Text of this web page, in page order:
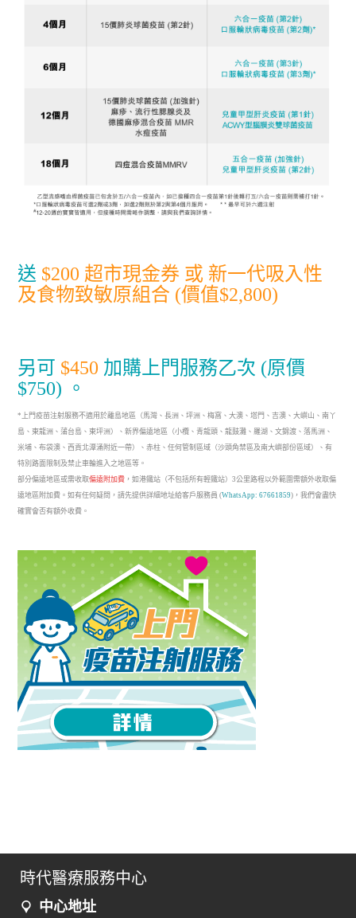
送 $200 超市現金券 或 新一代吸入性
及食物致敏原組合 (價值$2,800)
另可 $450 加購上門服務乙次 (原價
$750) 。
*上門疫苗注射服務不適用於離島地區（馬灣、長洲、坪洲、梅窩、大澳、塔門、吉澳、大嶼山、南丫
島、東龍洲、蒲台島、東坪洲）、新界偏遠地區（小欖、青龍頭、龍鼓灘、羅湖、文錦渡、落馬洲、
米埔、布袋澳、西貢北潭涌附近一帶）、赤柱、任何管制區域（沙頭角禁區及南大嶼部份區域）、有
特別路面限制及禁止車輪進入之地區等。
部分偏遠地區或需收取偏遠附加費 ，如港鐵站（不包括所有輕鐵站）3公里路程以外範圍需額外收取偏
遠地區附加費。如有任何疑問，請先提供詳細地址給客戶服務員 (WhatsApp: 67661859)，我們會盡快
確實會否有額外收費。
時代醫療服務中心
中心地址